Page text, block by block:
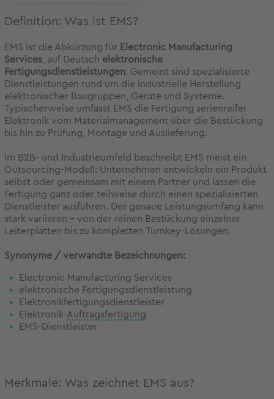
Definition: Was ist EMS?
EMS ist die Abkürzung für Electronic Manufacturing
Services , auf Deutsch elektronische
Fertigungsdienstleistungen. Gemeint sind spezialisierte
Dienstleistungen rund um die industrielle Herstellung
elektronischer Baugruppen, Geräte und Systeme.
Typischerweise umfasst EMS die Fertigung serienreifer
Elektronik vom Materialmanagement über die Bestückung
bis hin zu Prüfung, Montage und Auslieferung.
Im B2B- und Industrieumfeld beschreibt EMS meist ein
Outsourcing-Modell: Unternehmen entwickeln ein Produkt
selbst oder gemeinsam mit einem Partner und lassen die
Fertigung ganz oder teilweise durch einen spezialisierten
Dienstleister ausführen. Der genaue Leistungsumfang kann
stark variieren – von der reinen Bestückung einzelner
Leiterplatten bis zu kompletten Turnkey-Lösungen.
Synonyme / verwandte Bezeichnungen:
Electronic Manufacturing Services
elektronische Fertigungsdienstleistung
Elektronikfertigungsdienstleister
Elektronik-Auftragsfertigung
EMS-Dienstleister
Merkmale: Was zeichnet EMS aus?